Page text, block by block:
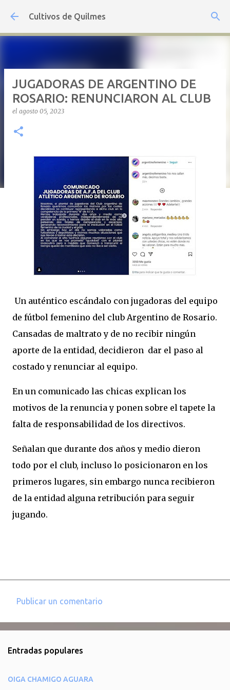
Ir al contenido principal
Cultivos de Quilmes
JUGADORAS DE ARGENTINO DE
ROSARIO: RENUNCIARON AL CLUB
el agosto 05, 2023
Un auténtico escándalo con jugadoras del equipo
de fútbol femenino del club Argentino de Rosario.
Cansadas de maltrato y de no recibir ningún
aporte de la entidad, decidieron dar el paso al
costado y renunciar al equipo.
En un comunicado las chicas explican los
motivos de la renuncia y ponen sobre el tapete la
falta de responsabilidad de los directivos.
Señalan que durante dos años y medio dieron
todo por el club, incluso lo posicionaron en los
primeros lugares, sin embargo nunca recibieron
de la entidad alguna retribución para seguir
jugando.
e
t
Publicar un comentario
Entradas populares
OIGA CHAMIGO AGUARA